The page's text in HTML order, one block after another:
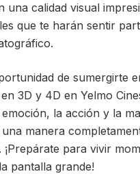
una calidad visual
que te harán sentir
de sumergirte
3D y 4D en Yelmo
la acción y la
manera
para vivir
pantalla grande!